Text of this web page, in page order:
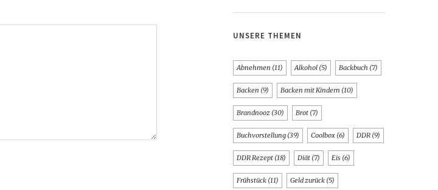
UNSERE THEMEN
Abnehmen (11) Alkohol (5) Backbuch (7)
Backen (9) Backen mit Kindern (10)
Brandnooz (30) Brot (7)
Buchvorstellung (39) Coolbox (6) DDR (9)
DDR Rezept (18) Diät (7) Eis (6)
Frühstück (11) Geld zurück (5)